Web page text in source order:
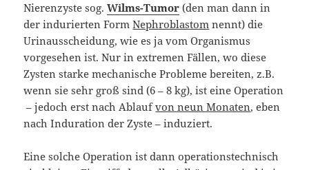
Nierenzyste sog.Wilms-Tumor (den man dann in
der indurierten FormNephroblastom nennt) die
Urinausscheidung, wie es ja vom Organismus
vorgesehen ist. Nur in extremen Fällen, wo diese
Zysten starke mechanische Probleme bereiten, z.B.
wenn sie sehr groß sind (6 – 8 kg), ist eine Operation
– jedoch erst nach Ablaufvon neun Monaten, eben
nach Induration der Zyste – induziert.
Eine solche Operation ist dann operationstechnisch